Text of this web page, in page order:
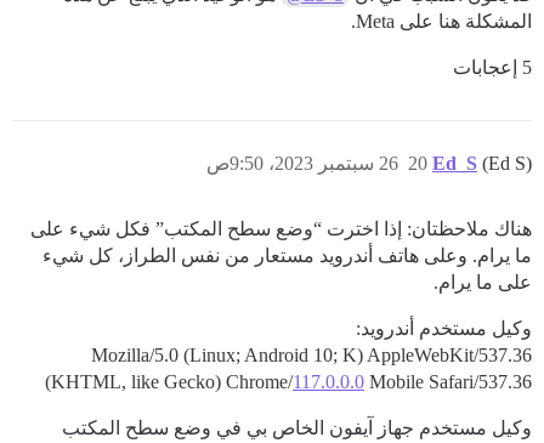
المشكلة هنا على Meta.
5 إعجابات
Ed_S (Ed S) 26 سبتمبر 2023، 9:50ص 20
هناك ملاحظتان: إذا اخترت “وضع سطح المكتب” فكل شيء على
ما يرام. وعلى هاتف أندرويد مستعار من نفس الطراز، كل شيء
على ما يرام.
وكيل مستخدم أندرويد:
Mozilla/5.0 (Linux; Android 10; K) AppleWebKit/537.36
(KHTML, like Gecko) Chrome/117.0.0.0 Mobile Safari/537.36
وكيل مستخدم جهاز آيفون الخاص بي في وضع سطح المكتب